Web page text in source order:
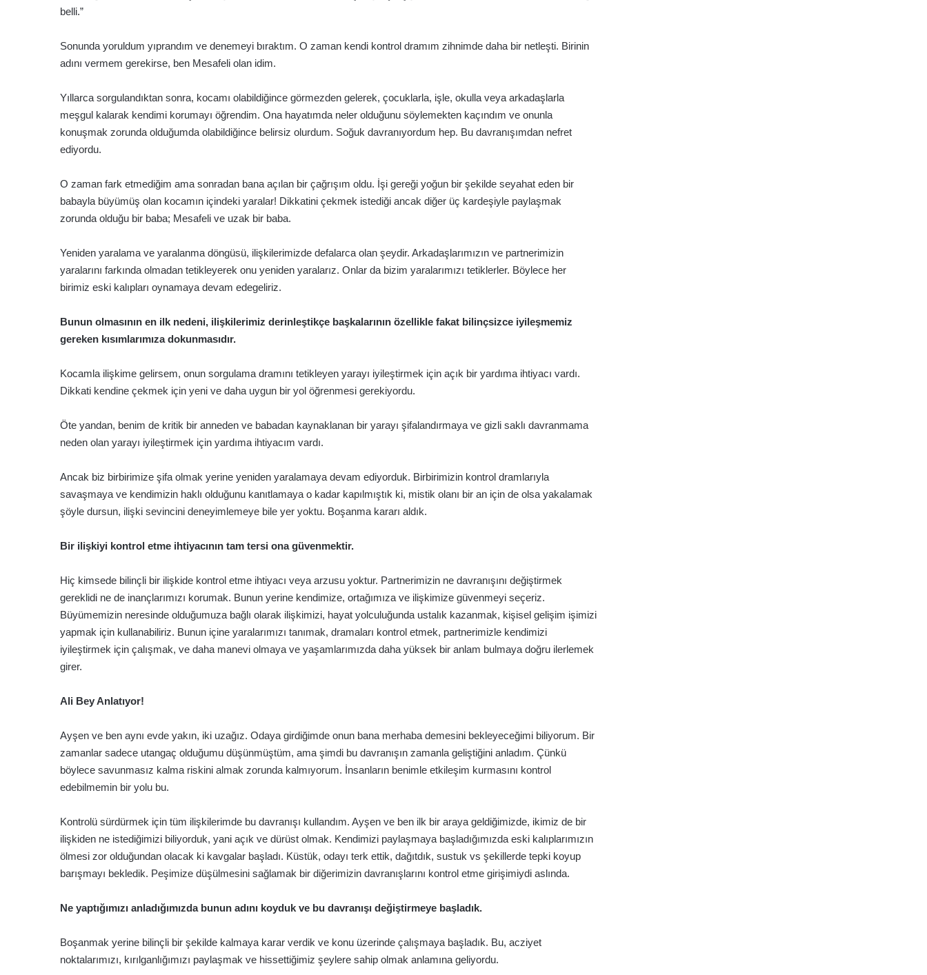
belli.”
Sonunda yoruldum yıprandım ve denemeyi bıraktım. O zaman kendi kontrol dramım zihnimde daha bir netleşti. Birinin
adını vermem gerekirse, ben Mesafeli olan idim.
Yıllarca sorgulandıktan sonra, kocamı olabildiğince görmezden gelerek, çocuklarla, işle, okulla veya arkadaşlarla
meşgul kalarak kendimi korumayı öğrendim. Ona hayatımda neler olduğunu söylemekten kaçındım ve onunla
konuşmak zorunda olduğumda olabildiğince belirsiz olurdum. Soğuk davranıyordum hep. Bu davranışımdan nefret
ediyordu.
O zaman fark etmediğim ama sonradan bana açılan bir çağrışım oldu. İşi gereği yoğun bir şekilde seyahat eden bir
babayla büyümüş olan kocamın içindeki yaralar! Dikkatini çekmek istediği ancak diğer üç kardeşiyle paylaşmak
zorunda olduğu bir baba; Mesafeli ve uzak bir baba.
Yeniden yaralama ve yaralanma döngüsü, ilişkilerimizde defalarca olan şeydir. Arkadaşlarımızın ve partnerimizin
yaralarını farkında olmadan tetikleyerek onu yeniden yaralarız. Onlar da bizim yaralarımızı tetiklerler. Böylece her
birimiz eski kalıpları oynamaya devam edegeliriz.
Bunun olmasının en ilk nedeni, ilişkilerimiz derinleştikçe başkalarının özellikle fakat bilinçsizce iyileşmemiz
gereken kısımlarımıza dokunmasıdır.
Kocamla ilişkime gelirsem, onun sorgulama dramını tetikleyen yarayı iyileştirmek için açık bir yardıma ihtiyacı vardı.
Dikkati kendine çekmek için yeni ve daha uygun bir yol öğrenmesi gerekiyordu.
Öte yandan, benim de kritik bir anneden ve babadan kaynaklanan bir yarayı şifalandırmaya ve gizli saklı davranmama
neden olan yarayı iyileştirmek için yardıma ihtiyacım vardı.
Ancak biz birbirimize şifa olmak yerine yeniden yaralamaya devam ediyorduk. Birbirimizin kontrol dramlarıyla
savaşmaya ve kendimizin haklı olduğunu kanıtlamaya o kadar kapılmıştık ki, mistik olanı bir an için de olsa yakalamak
şöyle dursun, ilişki sevincini deneyimlemeye bile yer yoktu. Boşanma kararı aldık.
Bir ilişkiyi kontrol etme ihtiyacının tam tersi ona güvenmektir.
Hiç kimsede bilinçli bir ilişkide kontrol etme ihtiyacı veya arzusu yoktur. Partnerimizin ne davranışını değiştirmek
gereklidi ne de inançlarımızı korumak. Bunun yerine kendimize, ortağımıza ve ilişkimize güvenmeyi seçeriz.
Büyümemizin neresinde olduğumuza bağlı olarak ilişkimizi, hayat yolculuğunda ustalık kazanmak, kişisel gelişim işimizi
yapmak için kullanabiliriz. Bunun içine yaralarımızı tanımak, dramaları kontrol etmek, partnerimizle kendimizi
iyileştirmek için çalışmak, ve daha manevi olmaya ve yaşamlarımızda daha yüksek bir anlam bulmaya doğru ilerlemek
girer.
Ali Bey Anlatıyor!
Ayşen ve ben aynı evde yakın, iki uzağız. Odaya girdiğimde onun bana merhaba demesini bekleyeceğimi biliyorum. Bir
zamanlar sadece utangaç olduğumu düşünmüştüm, ama şimdi bu davranışın zamanla geliştiğini anladım. Çünkü
böylece savunmasız kalma riskini almak zorunda kalmıyorum. İnsanların benimle etkileşim kurmasını kontrol
edebilmemin bir yolu bu.
Kontrolü sürdürmek için tüm ilişkilerimde bu davranışı kullandım. Ayşen ve ben ilk bir araya geldiğimizde, ikimiz de bir
ilişkiden ne istediğimizi biliyorduk, yani açık ve dürüst olmak. Kendimizi paylaşmaya başladığımızda eski kalıplarımızın
ölmesi zor olduğundan olacak ki kavgalar başladı. Küstük, odayı terk ettik, dağıtdık, sustuk vs şekillerde tepki koyup
barışmayı bekledik. Peşimize düşülmesini sağlamak bir diğerimizin davranışlarını kontrol etme girişimiydi aslında.
Ne yaptığımızı anladığımızda bunun adını koyduk ve bu davranışı değiştirmeye başladık.
Boşanmak yerine bilinçli bir şekilde kalmaya karar verdik ve konu üzerinde çalışmaya başladık. Bu, acziyet
noktalarımızı, kırılganlığımızı paylaşmak ve hissettiğimiz şeylere sahip olmak anlamına geliyordu.